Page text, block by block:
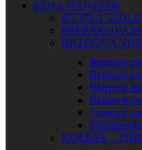
RÁM A PODVOZOK
KYVNÁ
BRZDOVÁ
Brzdové
Brzdové
Brzdové
Brzdové
Opravné
KOLESÁ –